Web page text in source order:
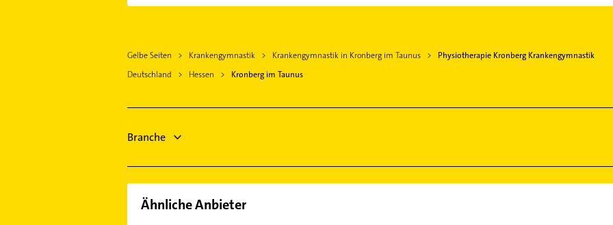
Oberursel (Taunus)
Kriftel
Hattersheim am Main
Kanalreinigung
Klempner
Bestatter
Gelbe Seiten Krankengymnastik Krankengymnastik in Kronberg im Taunus
Physiotherapie Kronberg Krankengymnastik
Deutschland
Hessen Kronberg im Taunus
Branche
Ähnliche Anbieter